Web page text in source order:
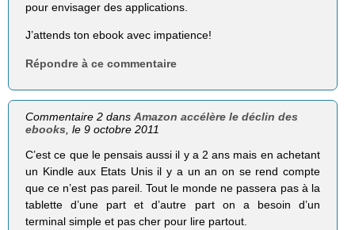
pour envisager des applications.
J’attends ton ebook avec impatience!
Répondre à ce commentaire
Commentaire 2 dansAmazon accélère le déclin des
ebooks , le 9 octobre 2011
C’est ce que le pensais aussi il y a 2 ans mais en achetant
un Kindle aux Etats Unis il y a un an on se rend compte
que ce n’est pas pareil. Tout le monde ne passera pas à la
tablette d’une part et d’autre part on a besoin d’un
terminal simple et pas cher pour lire partout.